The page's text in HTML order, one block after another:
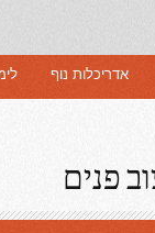
אדריכלות נוף
פנים